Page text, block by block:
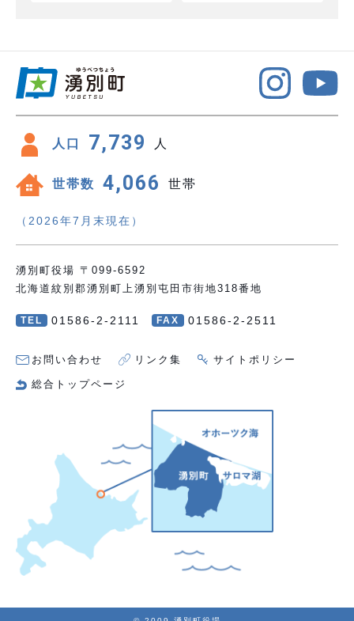
人口 7,739 人
世帯数 4,066 世帯
（2026年7月末現在）
湧別町役場 〒099-6592
北海道紋別郡湧別町上湧別屯田市街地318番地
TEL 01586-2-2111 FAX 01586-2-2511
お問い合わせ リンク集 サイトポリシー
総合トップページ